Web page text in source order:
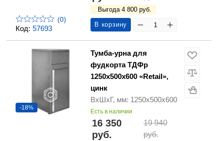
Код: 57693
(0)
Выгода 4 800 руб.
В корзину
-18%
Тумба-урна для
фудкорта ТДФр
1250х500х600 «Retail»,
цинк
ВхШхГ, мм: 1250х500х600
Есть в наличии
16 350
руб.
19 940
руб.